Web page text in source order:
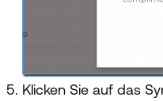
Klicken Sie auf das